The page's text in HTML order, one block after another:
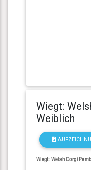
Wiegt:
Weiblich